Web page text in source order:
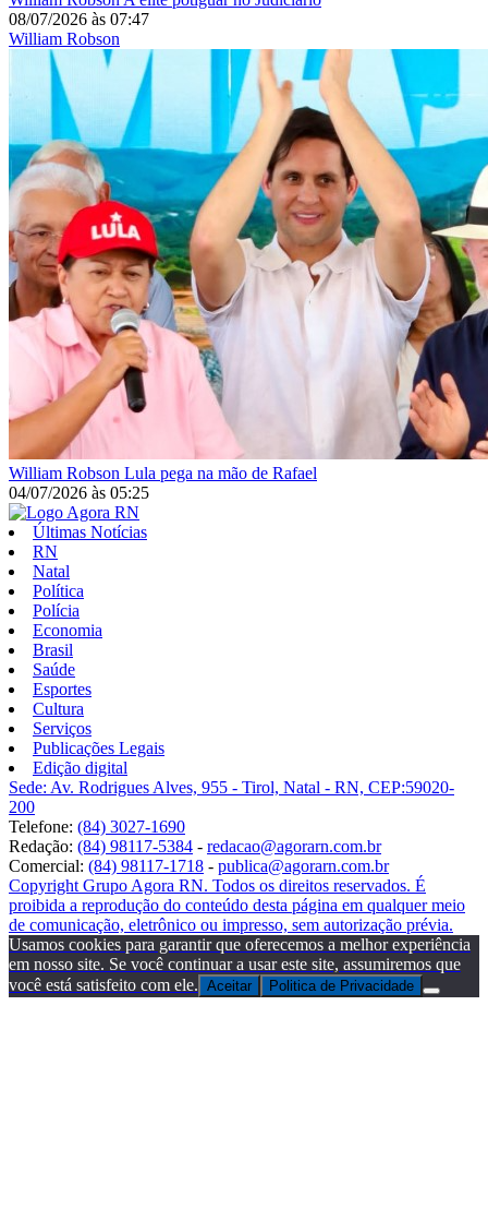
08/07/2026 às 07:47
William Robson
William Robson Lula pega na mão de Rafael
04/07/2026 às 05:25
Últimas Notícias
RN
Natal
Política
Polícia
Economia
Brasil
Saúde
Esportes
Cultura
Serviços
Publicações Legais
Edição digital
Sede: Av. Rodrigues Alves, 955 - Tirol, Natal - RN, CEP:59020-
200
Telefone: (84) 3027-1690
Redação: (84) 98117-5384 - redacao@agorarn.com.br
Comercial: (84) 98117-1718 - publica@agorarn.com.br
Copyright Grupo Agora RN. Todos os direitos reservados. É
proibida a reprodução do conteúdo desta página em qualquer meio
de comunicação, eletrônico ou impresso, sem autorização prévia.
Usamos cookies para garantir que oferecemos a melhor experiência
em nosso site. Se você continuar a usar este site, assumiremos que
você está satisfeito com ele. Aceitar Politica de Privacidade